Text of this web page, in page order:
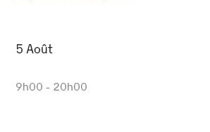
5 Août
9h00 - 20h00